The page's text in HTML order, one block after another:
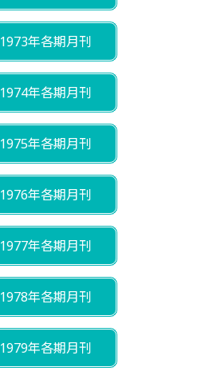
1973年各期月刊
1974年各期月刊
1975年各期月刊
1976年各期月刊
1977年各期月刊
1978年各期月刊
1979年各期月刊